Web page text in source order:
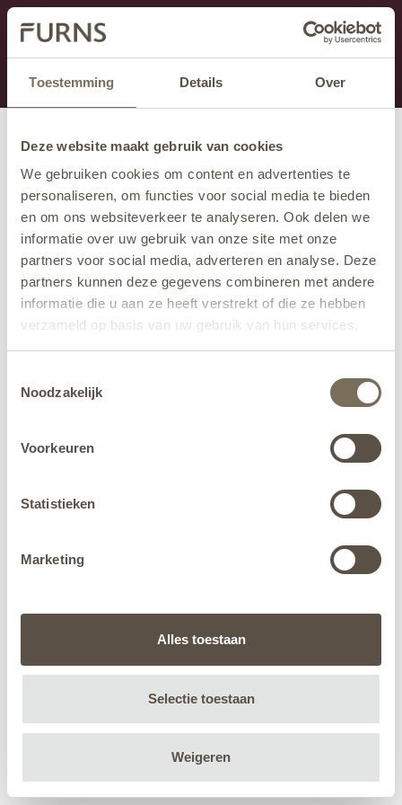
Toestemming Details Over
Deze website maakt gebruik van cookies
We gebruiken cookies om content en advertenties te
personaliseren, om functies voor social media te bieden
en om ons websiteverkeer te analyseren. Ook delen we
informatie over uw gebruik van onze site met onze
partners voor social media, adverteren en analyse. Deze
partners kunnen deze gegevens combineren met andere
informatie die u aan ze heeft verstrekt of die ze hebben
verzameld op basis van uw gebruik van hun services.
jehier.
Noodzakelijk
Voorkeuren
Statistieken
Marketing
Alles toestaan
Selectie toestaan
Weigeren
Dit onderdeel is momenteel in onderhoud.
Als je informatie mist kun je ons bellen +31 413 274
168 of mailen
info@furns.com